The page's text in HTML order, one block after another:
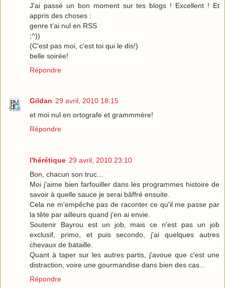
J'ai passé un bon moment sur tes blogs ! Excellent ! Et
appris des choses :
genre t'ai nul en RSS
;^))
(C'est pas moi, c'est toi qui le dis!)
belle soirée!
Répondre
Gildan 29 avril, 2010 18:15
et moi nul en ortografe et grammmère!
Répondre
l'hérétique 29 avril, 2010 23:10
Bon, chacun son truc...
Moi j'aime bien farfouiller dans les programmes histoire de
savoir à quelle sauce je serai bâffré ensuite.
Cela ne m'empêche pas de raconter ce qu'il me passe par
la tête par ailleurs quand j'en ai envie.
Soutenir Bayrou est un job, mais ce n'est pas un job
exclusif, primo, et puis secondo, j'ai quelques autres
chevaux de bataille.
Quant à taper sur les autres partis, j'avoue que c'est une
distraction, voire une gourmandise dans bien des cas...
Répondre